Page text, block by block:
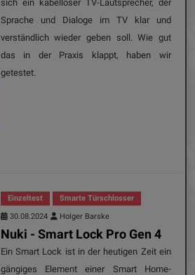
sich ein kabelloser TV-Lautsprecher, der
Sprache und Dialoge im TV klar und
verständlich wieder geben soll. Wie gut
das in der Praxis klappt, haben wir
getestet.
Einzeltest
Smarte Türschlosser
30.08.2024
Holger Barske
Nuki - Smart Lock Pro Gen 4
Ein Smart Lock ist in der heutigen Zeit ein
gängiges Element einer Smart Home-